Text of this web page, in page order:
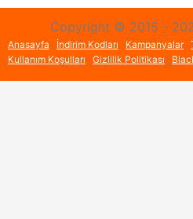
Copyright © 2015 -
Anasayfa İndirim Kodları Kampanyalar
Kullanım Koşulları
Gizlilik Politikası